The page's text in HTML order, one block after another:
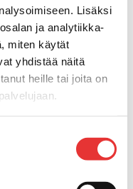
Lisäksi
ja analytiikka-
miten käytät
yhdistää näitä
heille tai joita on
varaosat